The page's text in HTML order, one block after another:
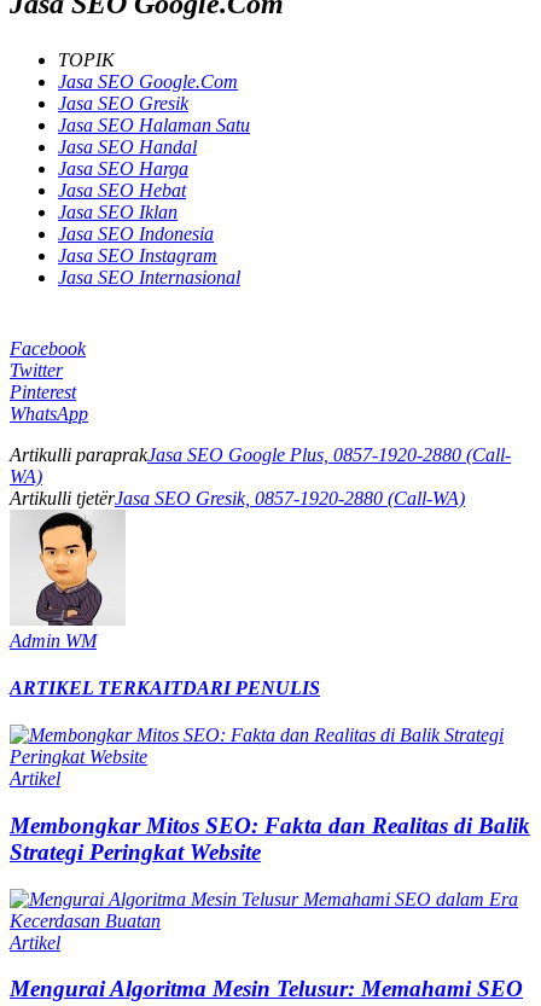
TOPIK
Jasa SEO Google.Com
Jasa SEO Gresik
Jasa SEO Halaman Satu
Jasa SEO Handal
Jasa SEO Harga
Jasa SEO Hebat
Jasa SEO Iklan
Jasa SEO Indonesia
Jasa SEO Instagram
Jasa SEO Internasional
Facebook
Twitter
Pinterest
WhatsApp
Artikulli paraprakJasa SEO Google Plus, 0857-1920-2880 (Call-
WA)
Artikulli tjetërJasa SEO Gresik, 0857-1920-2880 (Call-WA)
Admin WM
ARTIKEL TERKAITDARI PENULIS
Artikel
Membongkar Mitos SEO: Fakta dan Realitas di Balik
Strategi Peringkat Website
Artikel
Mengurai Algoritma Mesin Telusur: Memahami SEO